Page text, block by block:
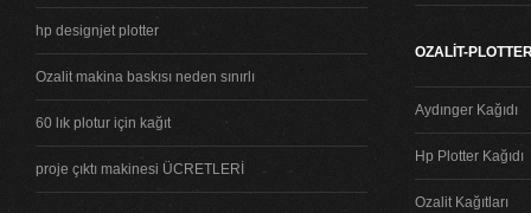
hp designjet plotter
Ozalit makina baskısı neden sınırlı
60 lık plotur için kağıt
proje çıktı makinesi ÜCRETLERİ
OZALİT-
Aydınger Kağıdı
Hp Plotter Kağıdı
Ozalit Kağıtları